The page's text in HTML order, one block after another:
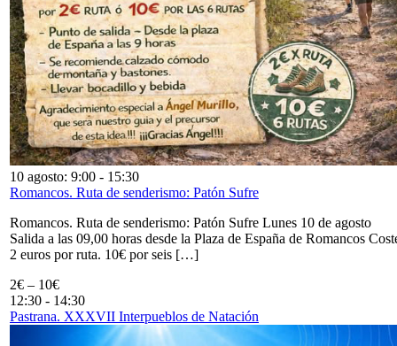
10 agosto: 9:00 - 15:30
Romancos. Ruta de senderismo: Patón Sufre
Romancos. Ruta de senderismo: Patón Sufre Lunes 10 de agosto
Salida a las 09,00 horas desde la Plaza de España de Romancos
2 euros por ruta. 10€ por seis […]
2€ – 10€
12:30 - 14:30
Pastrana. XXXVII Interpueblos de Natación